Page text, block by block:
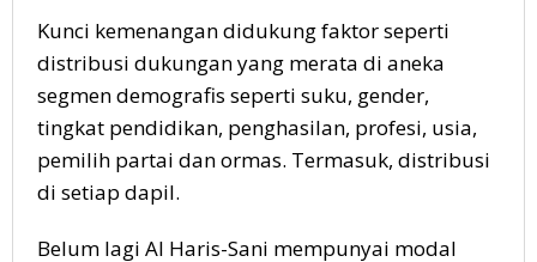
Kunci kemenangan didukung faktor seperti
distribusi dukungan yang merata di aneka
segmen demografis seperti suku, gender,
tingkat pendidikan, penghasilan, profesi, usia,
pemilih partai dan ormas. Termasuk, distribusi
di setiap dapil.
Belum lagi Al Haris-Sani mempunyai modal